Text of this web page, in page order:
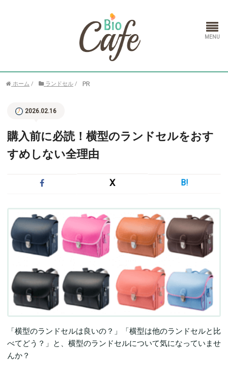
ホーム / ランドセル / PR
2026.02.16
購入前に必読！横型のランドセルをおす
すめしない全理由
X B!
「横型のランドセルは良いの？」「横型は他のランドセルと比
べてどう？」と、横型のランドセルについて気になっていませ
んか？